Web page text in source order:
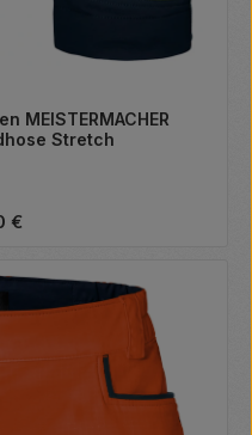
MEISTERMACHER
Stretch
Preis:
€